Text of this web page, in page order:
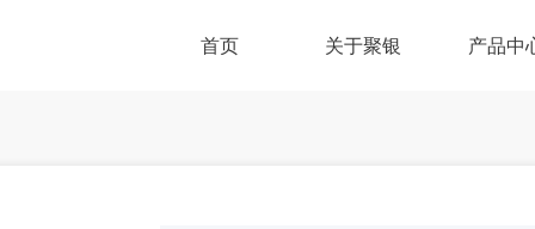
首页 关于聚银 产品中